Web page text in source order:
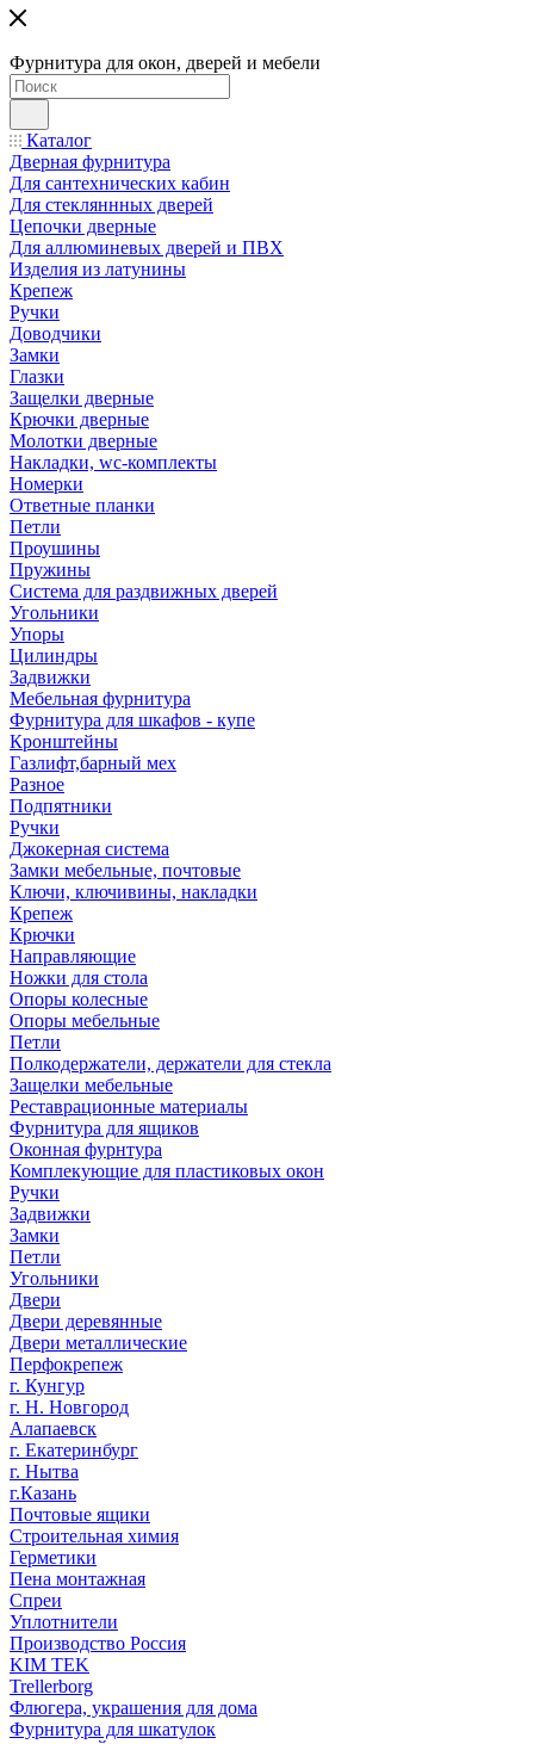
Фурнитура для окон, дверей и мебели
Каталог
Дверная фурнитура
Для сантехнических кабин
Для стекляннных дверей
Цепочки дверные
Для аллюминевых дверей и ПВХ
Изделия из латунины
Крепеж
Ручки
Доводчики
Замки
Глазки
Защелки дверные
Крючки дверные
Молотки дверные
Накладки, wc-комплекты
Номерки
Ответные планки
Петли
Проушины
Пружины
Система для раздвижных дверей
Угольники
Упоры
Цилиндры
Задвижки
Мебельная фурнитура
Фурнитура для шкафов - купе
Кронштейны
Газлифт,барный мех
Разное
Подпятники
Ручки
Джокерная система
Замки мебельные, почтовые
Ключи, ключивины, накладки
Крепеж
Крючки
Направляющие
Ножки для стола
Опоры колесные
Опоры мебельные
Петли
Полкодержатели, держатели для стекла
Защелки мебельные
Реставрационные материалы
Фурнитура для ящиков
Оконная фурнтура
Комплекующие для пластиковых окон
Ручки
Задвижки
Замки
Петли
Угольники
Двери
Двери деревянные
Двери металлические
Перфокрепеж
г. Кунгур
г. Н. Новгород
Алапаевск
г. Екатеринбург
г. Нытва
г.Казань
Почтовые ящики
Строительная химия
Герметики
Пена монтажная
Спреи
Уплотнители
Производство Россия
KIM TEK
Trellerborg
Флюгера, украшения для дома
Фурнитура для шкатулок